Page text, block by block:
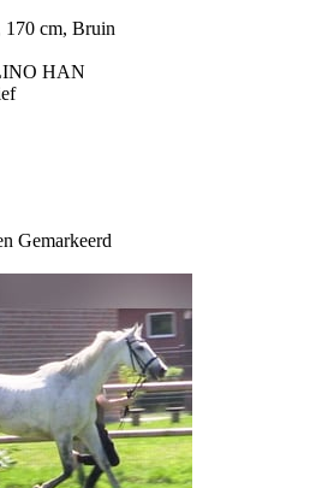
170 cm, Bruin
HAN
Gemarkeerd